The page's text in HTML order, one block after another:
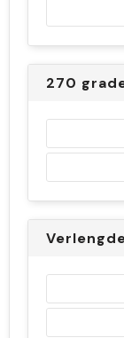
270